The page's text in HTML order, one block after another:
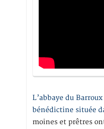
L’abbaye du
bénédictine située
moines et prêtres